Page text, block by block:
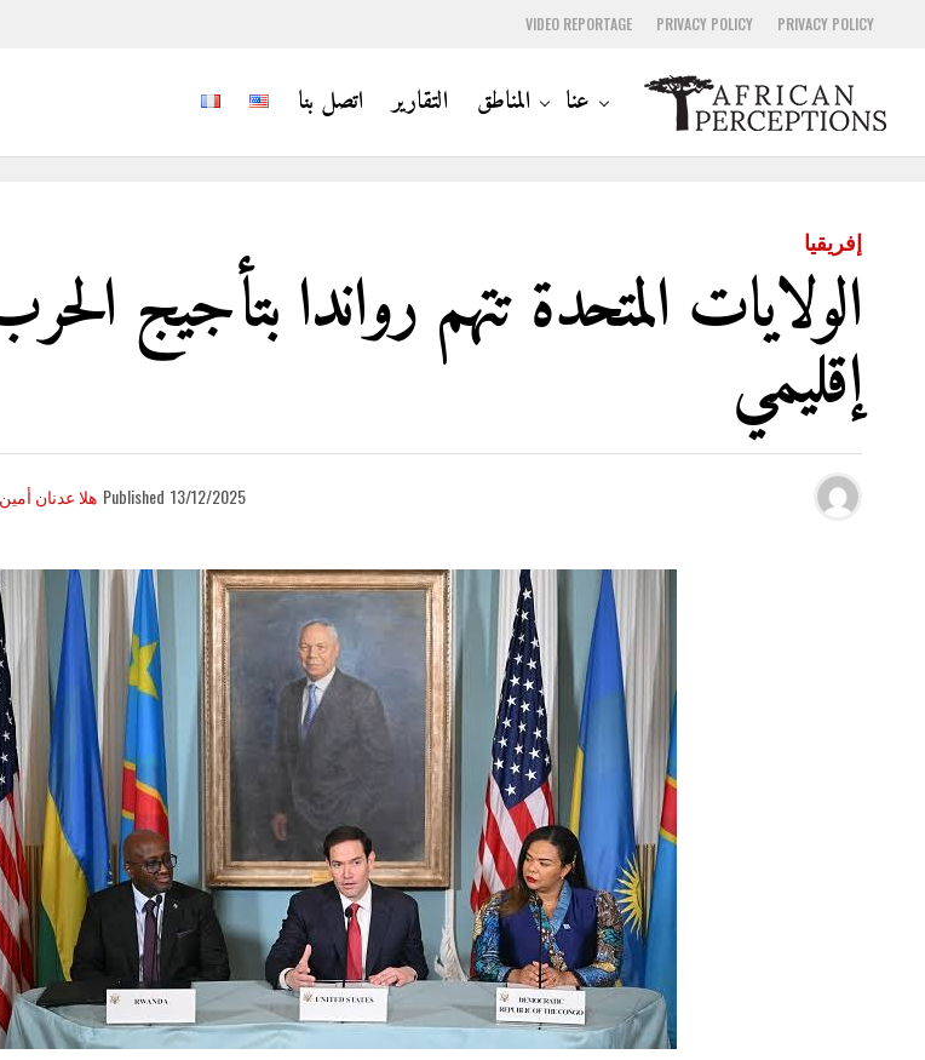
PRIVACY POLICY
PRIVACY POLICY
VIDEO REPORTAGE
عنا المناطق التقارير اتصل بنا
إفريقيا
الولايات المتحدة تتهم رواندا بتأجيج
إقليمي
هلا عدنان أمين Published 13/12/2025